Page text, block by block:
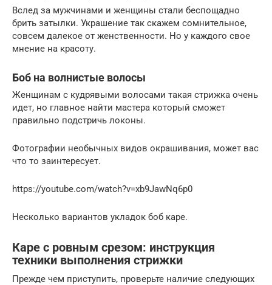
Вслед за мужчинами и женщины стали беспощадно
брить затылки. Украшение так скажем сомнительное,
совсем далекое от женственности. Но у каждого свое
мнение на красоту.
Боб на волнистые волосы
Женщинам с кудрявыми волосами такая стрижка очень
идет, но главное найти мастера который сможет
правильно подстричь локоны.
Фотографии необычных видов окрашивания, может вас
что то заинтересует.
https://youtube.com/watch?v=xb9JawNq6p0
Несколько вариантов укладок боб каре.
Каре с ровным срезом: инструкция
техники выполнения стрижки
Прежде чем приступить, проверьте наличие следующих